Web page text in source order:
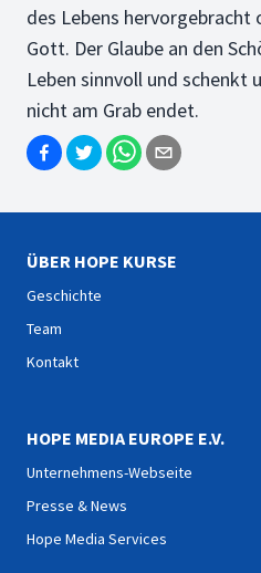
des Lebens
Gott. Der Glaube an den
Leben sinnvoll und schenkt
nicht am Grab endet.
ÜBER HOPE KURSE
Geschichte
Team
Kontakt
HOPE MEDIA EUROPE E.V.
Unternehmens-Webseite
Presse & News
Hope Media Services